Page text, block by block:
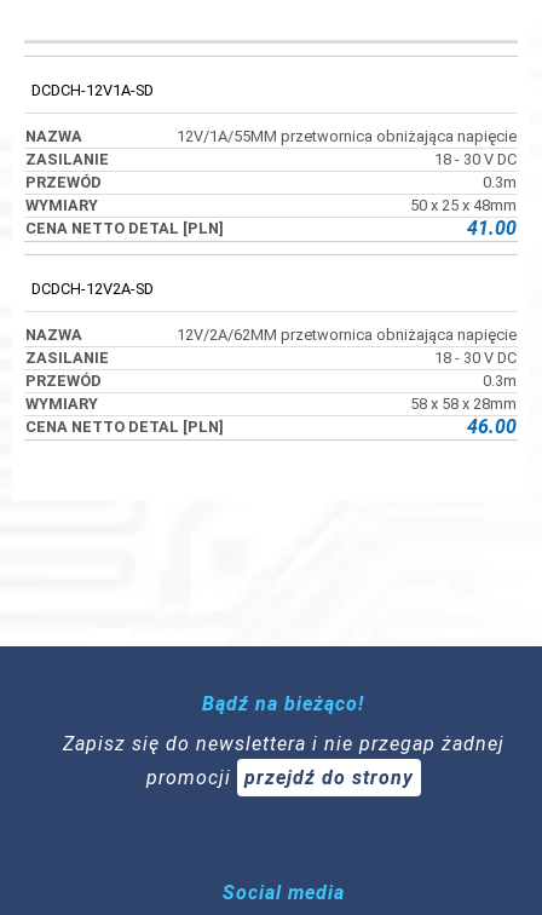
DCDCH-12V1A-SD
12V/1A/55MM przetwornica obniżająca napięcie
18 - 30 V DC
0.3m
50 x 25 x 48mm
41.00
DCDCH-12V2A-SD
12V/2A/62MM przetwornica obniżająca napięcie
18 - 30 V DC
0.3m
58 x 58 x 28mm
46.00
Bądź na bieżąco!
Zapisz się do newslettera i nie przegap żadnej
promocji
przejdź do strony
Social media